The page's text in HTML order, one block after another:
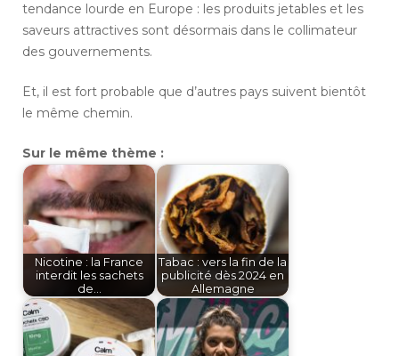
tendance lourde en Europe : les produits jetables et les
saveurs attractives sont désormais dans le collimateur
des gouvernements.
Et, il est fort probable que d’autres pays suivent bientôt
le même chemin.
Sur le même thème :
Nicotine : la France
interdit les sachets
de…
Tabac : vers la fin de la
publicité dès 2024 en
Allemagne